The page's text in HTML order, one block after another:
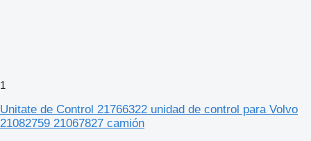
1
Unitate de Control 21766322 unidad de control para Volvo
21082759 21067827 camión